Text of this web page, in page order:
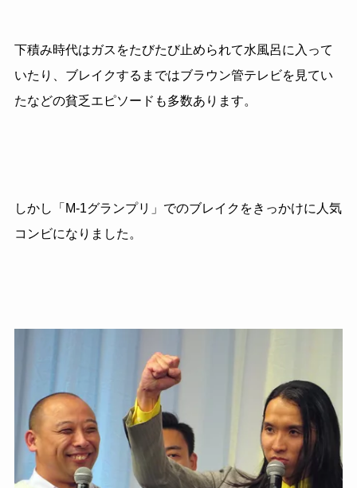
下積み時代はガスをたびたび止められて水風呂に入って
いたり、ブレイクするまではブラウン管テレビを見てい
たなどの貧乏エピソードも多数あります。
しかし「 M-1グランプリ」でのブレイクをきっかけに人気
コンビになりました。